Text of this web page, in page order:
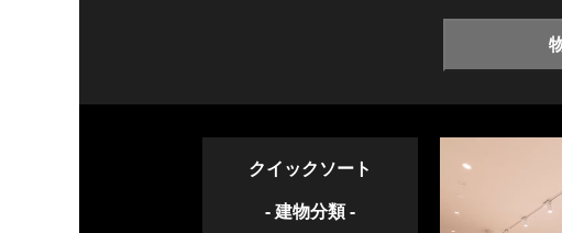
クイックソート
- 建物分類 -